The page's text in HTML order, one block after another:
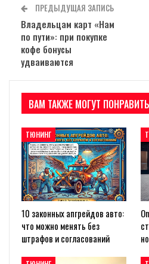
ПРЕДЫДУЩАЯ ЗАПИСЬ
Владельцам карт «Нам
по пути»: при покупке
кофе бонусы
удваиваются
ВАМ ТАКЖЕ МОГУТ
ТЮНИНГ
10 законных апгрейдов авто:
что можно менять без
штрафов и согласований